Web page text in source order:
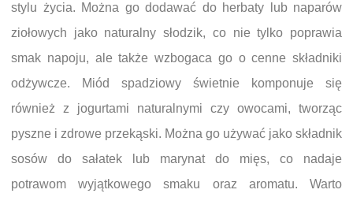
stylu życia. Można go dodawać do herbaty lub naparów
ziołowych jako naturalny słodzik, co nie tylko poprawia
smak napoju, ale także wzbogaca go o cenne składniki
odżywcze. Miód spadziowy świetnie komponuje się
również z jogurtami naturalnymi czy owocami, tworząc
pyszne i zdrowe przekąski. Można go używać jako składnik
sosów do sałatek lub marynat do mięs, co nadaje
potrawom wyjątkowego smaku oraz aromatu. Warto